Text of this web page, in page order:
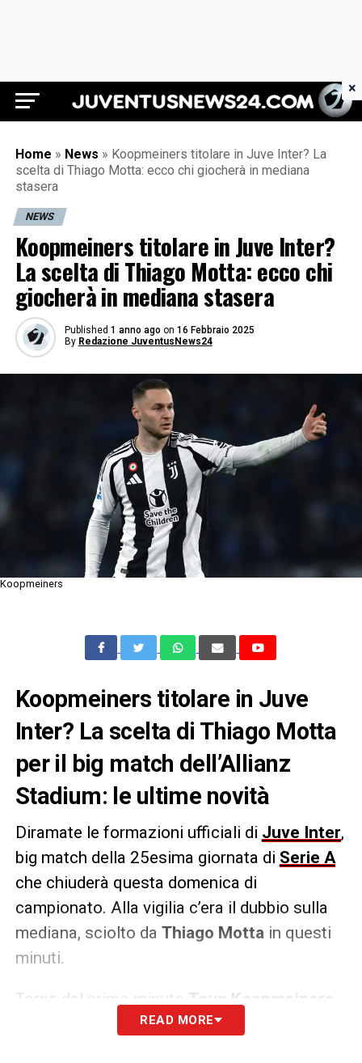
Juventus News 24
Home » News » Koopmeiners titolare in Juve Inter? La
scelta di Thiago Motta: ecco chi giocherà in mediana
stasera
NEWS
Koopmeiners titolare in Juve Inter?
La scelta di Thiago Motta: ecco chi
giocherà in mediana stasera
Published 1 anno ago on 16 Febbraio 2025
By Redazione JuventusNews24
Koopmeiners
Koopmeiners titolare in Juve
Inter? La scelta di Thiago Motta
per il big match dell’Allianz
Stadium: le ultime novità
Diramate le formazioni ufficiali di Juve Inter,
big match della 25esima giornata di Serie A
che chiuderà questa domenica di
campionato. Alla vigilia c’era il dubbio sulla
mediana, sciolto da Thiago Mottain questi
minuti.
Torna dal primo minuto Teun Koopmeiners
che scenderà in campo dall’inizio dopo la
READ MORE
×